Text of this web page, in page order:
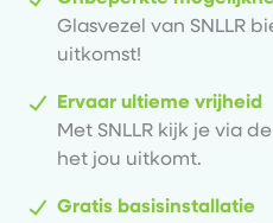
Glasvezel van SNLLR
uitkomst!
Ervaar ultieme vrijheid
Met SNLLR kijk je via
het jou uitkomt.
Gratis basisinstallatie